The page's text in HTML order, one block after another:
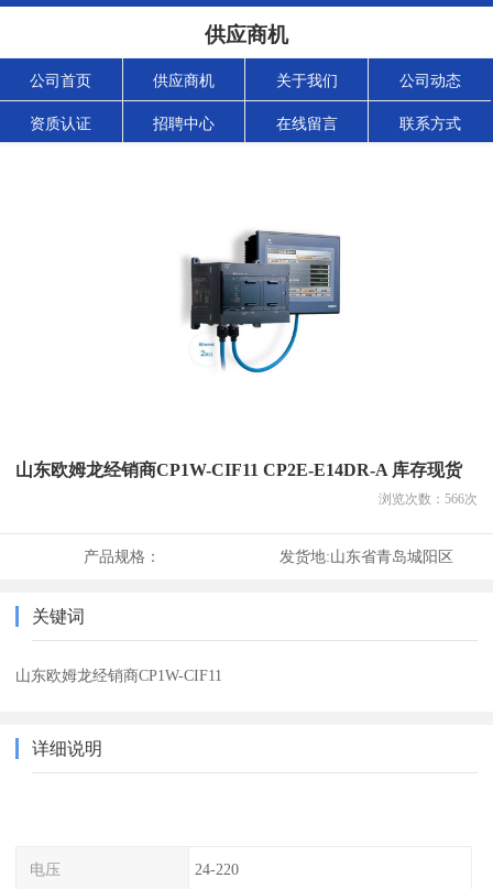
供应商机
公司首页 供应商机 关于我们 公司动态
资质认证 招聘中心 在线留言 联系方式
山东欧姆龙经销商CP1W-CIF11 CP2E-E14DR-A 库存现货
浏览次数： 566次
产品规格： 发货地:山东省青岛城阳区
关键词
山东欧姆龙经销商CP1W-CIF11
详细说明
电压 24-220